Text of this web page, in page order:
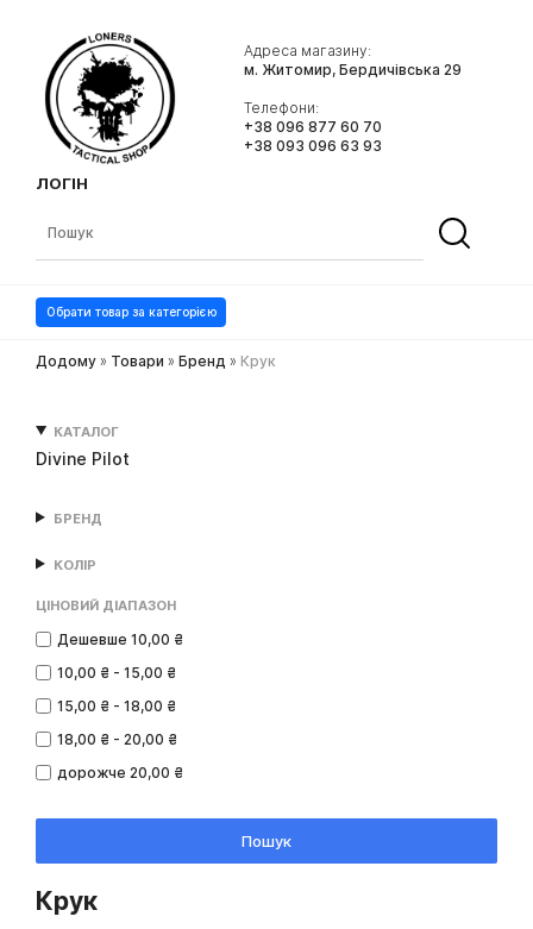
Адреса магазину:
м. Житомир, Бердичівська 29
Телефони:
+38 096 877 60 70
+38 093 096 63 93
ЛОГІН
Обрати товар за категорією
Додому » Товари » Бренд » Крук
КАТАЛОГ
Divine Pilot
БРЕНД
КОЛІР
ЦІНОВИЙ ДІАПАЗОН
Дешевше 10,00 ₴
10,00 ₴ - 15,00 ₴
15,00 ₴ - 18,00 ₴
18,00 ₴ - 20,00 ₴
дорожче 20,00 ₴
Пошук
Крук